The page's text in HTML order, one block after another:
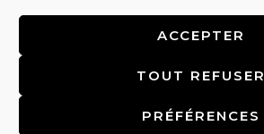
ACCEPTER
TOUT REFUSER
PRÉFÉRENCES
CGV & Mentions légales ⚖️|